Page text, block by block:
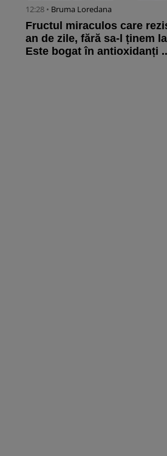
12:28 • Bruma Loredana
Fructul miraculos care
an de zile, fără sa-l ținem
Este bogat în antioxidanți